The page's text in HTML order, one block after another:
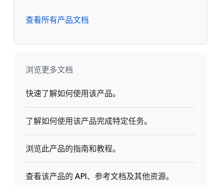
查看所有产品文档
浏览更多文档
快速了解如何使用该产品。
了解如何使用该产品完成特定任务。
浏览此产品的指南和教程。
查看该产品的 API、参考文档及其他资源。